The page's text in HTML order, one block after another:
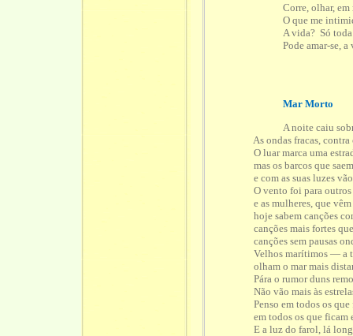
Corre, olhar, em
O que me
A vida? Só toda
Pode amar-se, a
Mar Morto
A noite caiu
As ondas fracas, contra o
O luar marca uma estrada
mas os barcos que saem
e com as suas luzes vão
O vento foi para outros
e as mulheres, que vêm
hoje sabem canções com
canções mais fortes que a
canções sem pausas onde
Velhos marítimos — a
olham o mar mais distante
Pára o rumor duns
Não vão mais às estrelas as
Penso em todos os que
em todos os que ficam e
E a luz do farol, lá longe,